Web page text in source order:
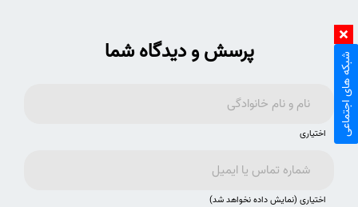
پرسش و دیدگاه شما
اختیاری
اختیاری (نمایش داده نخواهد شد)
شبکه های اجتماعی